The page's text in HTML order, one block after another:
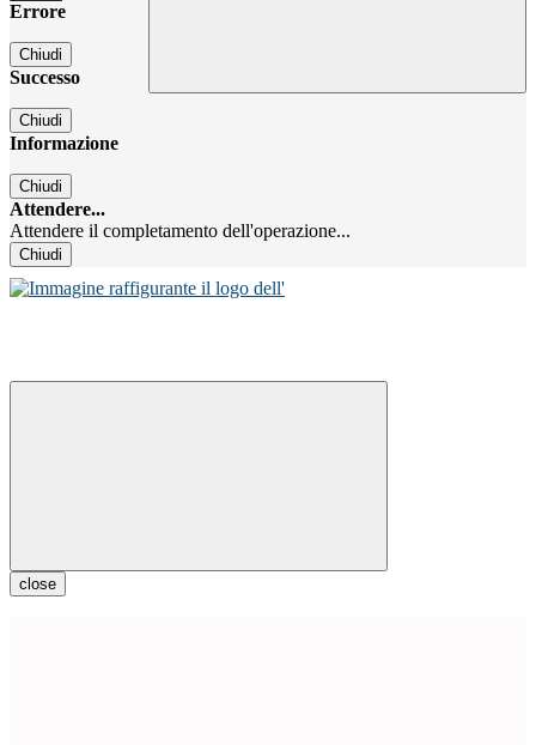
Errore
Chiudi
Successo
Chiudi
Informazione
Chiudi
Attendere...
Attendere il completamento dell'operazione...
Chiudi
close